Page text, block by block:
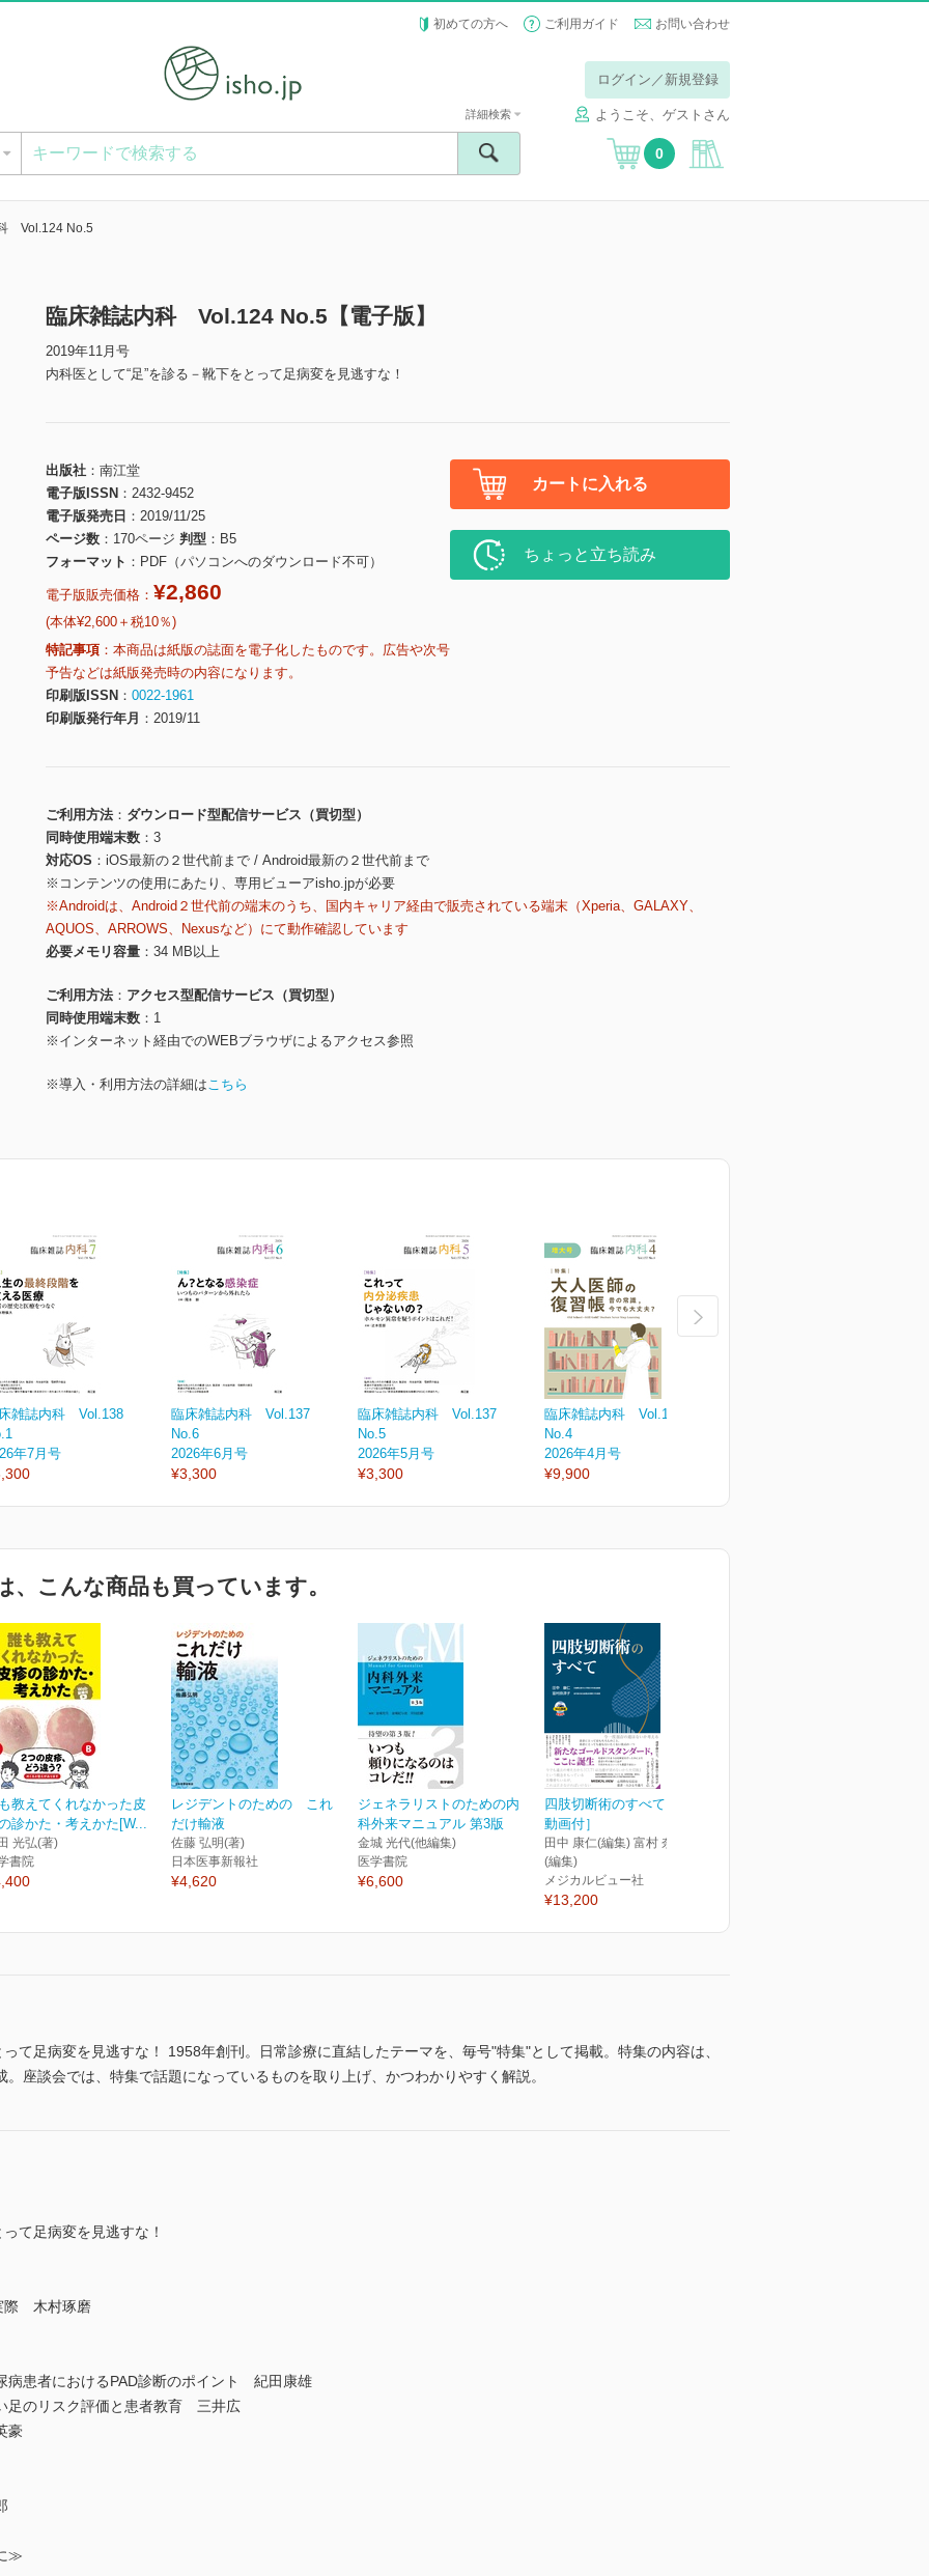
初めての方へ ご利用ガイド お問い合わせ
ログイン／新規登録
ようこそ、ゲストさん
詳細検索
0
Vol.124 No.5
臨床雑誌内科 Vol.124 No.5【電子版】
2019年11月号
内科医として“足”を診る－靴下をとって足病変を見逃すな！
出版社
南江堂
電子版ISSN
2432-9452
電子版発売日
2019/11/25
ページ数
170ページ 判型
B5
フォーマット
PDF（パソコンへのダウンロード不可）
電子版販売価格： ¥2,860
(本体¥2,600＋税10％)
特記事項
本商品は紙版の誌面を電子化したものです。広告や次号
予告などは紙版発売時の内容になります。
印刷版ISSN
0022-1961
印刷版発行年月
2019/11
カートに入れる
ちょっと立ち読み
ご利用方法
ダウンロード型配信サービス（買切型）
同時使用端末数
3
対応OS
iOS最新の２世代前まで / Android最新の２世代前まで
※コンテンツの使用にあたり、専用ビューアisho.jpが必要
※Androidは、Android２世代前の端末のうち、国内キャリア経由で販売されている端末（Xperia、GALAXY、
AQUOS、ARROWS、Nexusなど）にて動作確認しています
必要メモリ容量
34 MB以上
ご利用方法
アクセス型配信サービス（買切型）
同時使用端末数
1
※インターネット経由でのWEBブラウザによるアクセス参照
※導入・利用方法の詳細はこちら
雑誌内科 Vol.138
年7月号
臨床雑誌内科 Vol.137
No.6
2026年6月号
¥3,300
臨床雑誌内科 Vol.137
No.5
2026年5月号
¥3,300
臨床雑誌内科 Vol.137
No.4
2026年4月号
¥9,900
、こんな商品も買っています。
教えてくれなかった皮
診かた・考えかた[W...
光弘(著)
書院
レジデントのための これ
だけ輸液
佐藤 弘明(著)
日本医事新報社
¥4,620
ジェネラリストのための内
科外来マニュアル 第3版
金城 光代(他編集)
医学書院
¥6,600
四肢切断術のすべて［Web
動画付］
田中 康仁(編集) 富村 奈津子
(編集)
メジカルビュー社
¥13,200
て足病変を見逃すな！ 1958年創刊。日常診療に直結したテーマを、毎号"特集"として掲載。特集の内容は、
座談会では、特集で話題になっているものを取り上げ、かつわかりやすく解説。
て足病変を見逃すな！
際 木村琢磨
患者におけるPAD診断のポイント 紀田康雄
のリスク評価と患者教育 三井広
豪
≫